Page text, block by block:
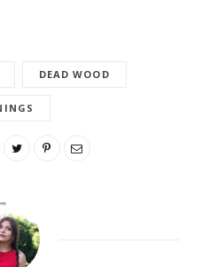
DEAD WOOD